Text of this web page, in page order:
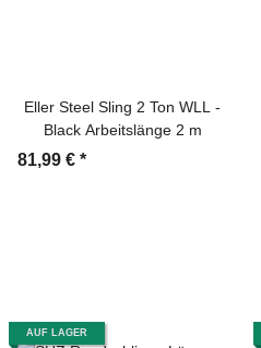
Eller Steel Sling 2 Ton WLL -
Black Arbeitslänge 2 m
81,99 € *
AUF LAGER